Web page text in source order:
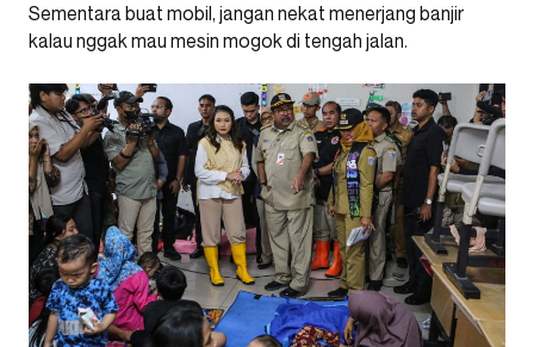
Sementara buat mobil, jangan nekat menerjang banjir
kalau nggak mau mesin mogok di tengah jalan.